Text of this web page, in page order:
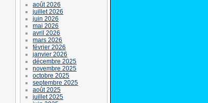
août 2026
juillet 2026
juin 2026
mai 2026
avril 2026
mars 2026
février 2026
janvier 2026
décembre 2025
novembre 2025
octobre 2025
septembre 2025
août 2025
juillet 2025